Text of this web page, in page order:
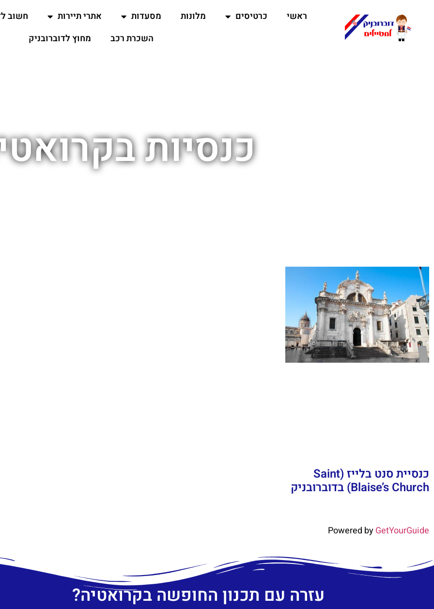
ראשי כרטיסים מלונות מסעדות אתרי תיירות חשוב
השכרת רכב
מחוץ לדוברובניק
כנסיות
כנסיית סנט בלייז (Saint
Blaise’s Church) בדוברובניק
Powered byGetYourGuide
עזרה עם תכנון החופשה בקרואטיה?